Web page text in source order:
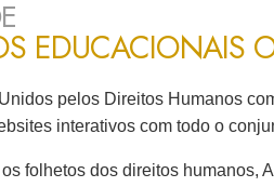
EDUCACIONAIS
pelos Direitos Humanos
interativos com todo o
os folhetos dos direitos humanos,